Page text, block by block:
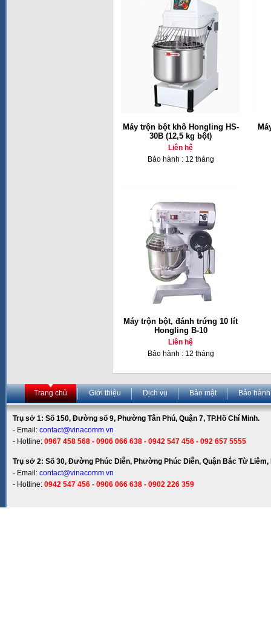
Máy trộn bột khô Hongling HS-
30B (12,5 kg bột)
Liên hệ
Bảo hành : 12 tháng
Máy trộn bột, đánh trứng 10 lít
Hongling B-10
Liên hệ
Bảo hành : 12 tháng
Trang chủ Giới thiệu Dịch vụ Bảo mật Bảo hành
Trụ sở 1: Số 150, Đường số 9, Phường Tân Phú, Quận 7, TP.Hồ Chí Minh.
- Email: contact@vinacomm.vn
- Hotline: 0967 458 568 - 0906 066 638 - 0942 547 456 - 092 657 5555
Trụ sở 2: Số 30, Đường Phúc Diễn, Phường Phúc Diễn, Quận Bắc Từ Liêm,
- Email: contact@vinacomm.vn
- Hotline: 0942 547 456 - 0906 066 638 - 0902 226 359